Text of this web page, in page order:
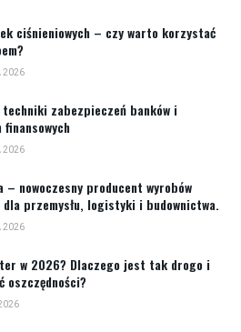
ciśnieniowych – czy warto korzystać
2026
techniki zabezpieczeń banków i
2026
– nowoczesny producent wyrobów
dla przemysłu, logistyki i budownictwa.
2026
w 2026? Dlaczego jest tak drogo i
oszczędności?